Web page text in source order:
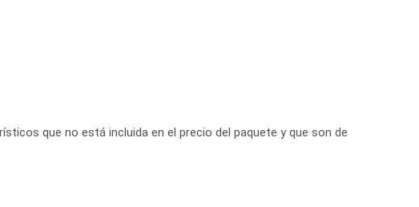
que no está incluida en el precio del paquete y que son de